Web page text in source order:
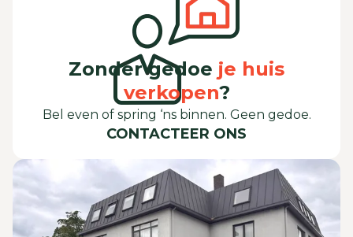
Zonder gedoe je huis
verkopen?
Bel even of spring ‘ns binnen. Geen gedoe.
CONTACTEER ONS